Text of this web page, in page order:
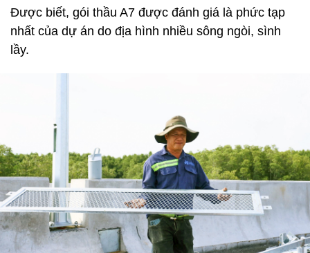
Được biết, gói thầu A7 được đánh giá là phức tạp
nhất của dự án do địa hình nhiều sông ngòi, sình
lầy.